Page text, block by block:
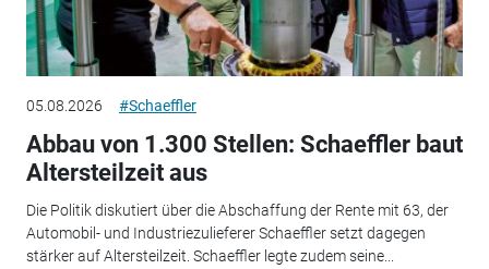
05.08.2026 #Schaeffler
Abbau von 1.300 Stellen: Schaeffler baut
Altersteilzeit aus
Die Politik diskutiert über die Abschaffung der Rente mit 63, der
Automobil- und Industriezulieferer Schaeffler setzt dagegen
stärker auf Altersteilzeit. Schaeffler legte zudem seine...